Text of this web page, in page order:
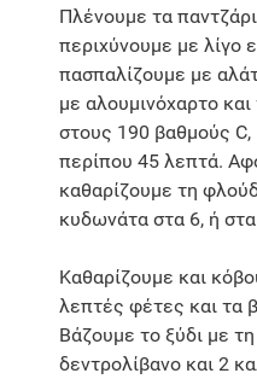
Πλένουμε τα
περιχύνουμε με λίγο
πασπαλίζουμε με
με αλουμινόχαρτο
στους 190 βαθμούς
περίπου 45 λεπτά.
καθαρίζουμε τη
κυδωνάτα στα 6, ή
Καθαρίζουμε και
λεπτές φέτες και τα
Βάζουμε το ξύδι με
δεντρολίβανο και 2